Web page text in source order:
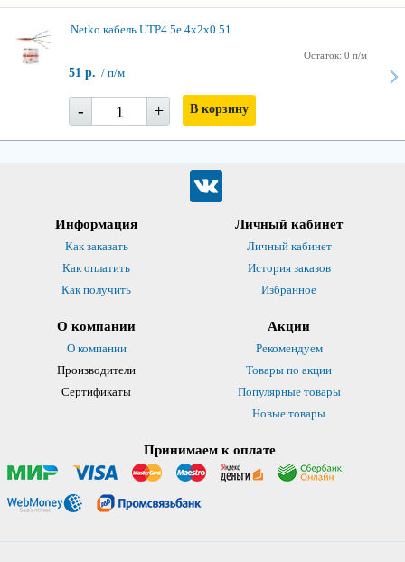
Netko кабель UTP4 5e 4х2х0.51
Остаток: 0 п/м
51 р. / п/м
- + В корзину
Информация
Как заказать
Как оплатить
Как получить
Личный кабинет
Личный кабинет
История заказов
Избранное
О компании
О компании
Производители
Сертификаты
Акции
Рекомендуем
Товары по акции
Популярные товары
Новые товары
Принимаем к оплате